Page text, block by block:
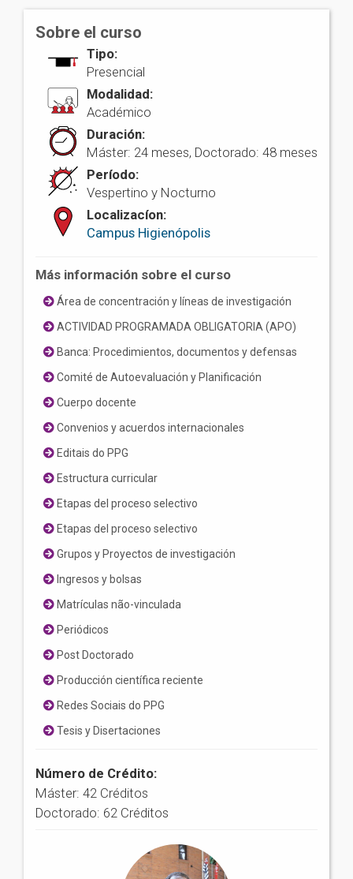
Sobre el curso
Tipo:
Presencial
Modalidad:
Académico
Duración:
Máster: 24 meses, Doctorado: 48 meses
Período:
Vespertino y Nocturno
Localizacíon:
Campus Higienópolis
Más información sobre el curso
Área de concentración y líneas de investigación
ACTIVIDAD PROGRAMADA OBLIGATORIA (APO)
Banca: Procedimientos, documentos y defensas
Comité de Autoevaluación y Planificación
Cuerpo docente
Convenios y acuerdos internacionales
Editais do PPG
Estructura curricular
Etapas del proceso selectivo
Etapas del proceso selectivo
Grupos y Proyectos de investigación
Ingresos y bolsas
Matrículas não-vinculada
Periódicos
Post Doctorado
Producción científica reciente
Redes Sociais do PPG
Tesis y Disertaciones
Número de Crédito:
Máster: 42 Créditos
Doctorado: 62 Créditos